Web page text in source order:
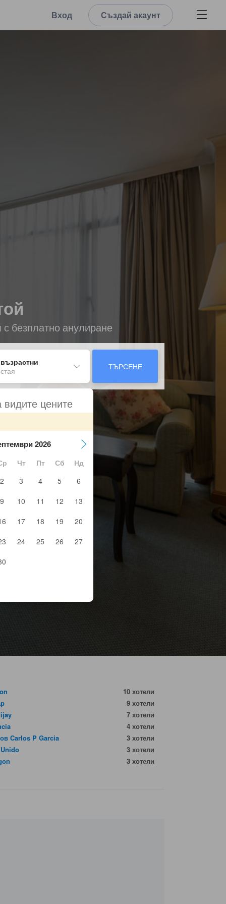
Вход Създай акаунт
безплатно анулиране
ТЪРСЕНЕ
цените
2026
Чт Пт Сб
Нд
2
3 4 5
6
9
10 11 12
13
17 18 19
20
24 25 26
27
10 хотели
9 хотели
7 хотели
4 хотели
Carlos P Garcia
3 хотели
3 хотели
3 хотели